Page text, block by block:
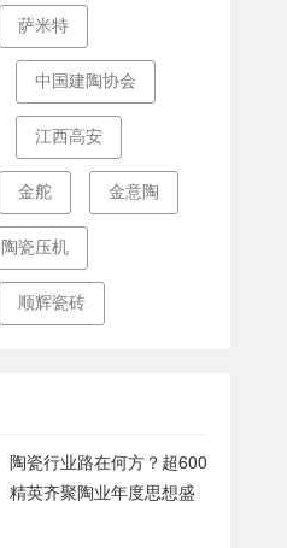
萨米特
中国建陶协会
江西高安
金舵 金意陶
陶瓷压机
顺辉瓷砖
陶瓷行业路在何方？超600
精英齐聚陶业年度思想盛